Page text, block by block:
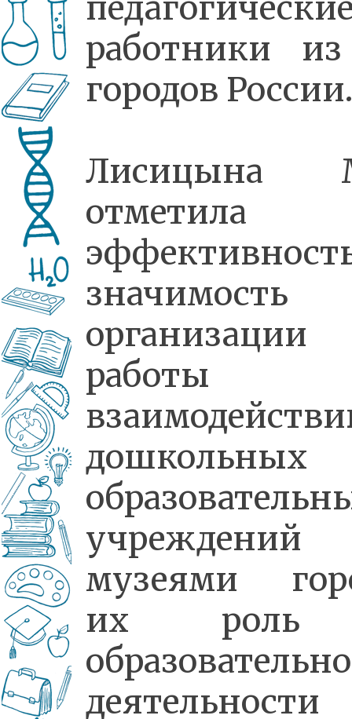
работники
городов России.
Лисицына
отметила
значимость
организации
работы
дошкольных
музеями
их